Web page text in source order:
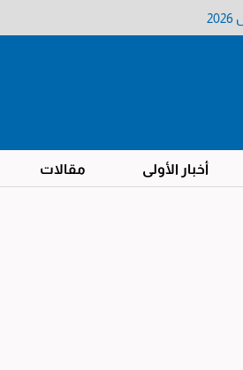
أخبار الأولى مقالات